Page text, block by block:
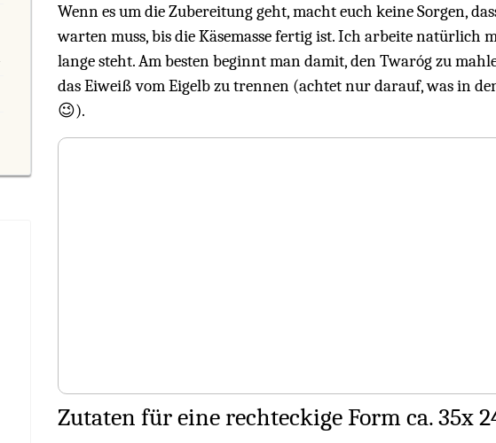
Wenn es um die Zubereitung geht, macht euch keine Sorgen,
warten muss, bis die Käsemasse fertig ist. Ich arbeite natürlich
lange steht. Am besten beginnt man damit, den Twaróg zu
das Eiweiß vom Eigelb zu trennen (achtet nur darauf, was in
😉).
Zutaten für eine rechteckige Form ca. 35x